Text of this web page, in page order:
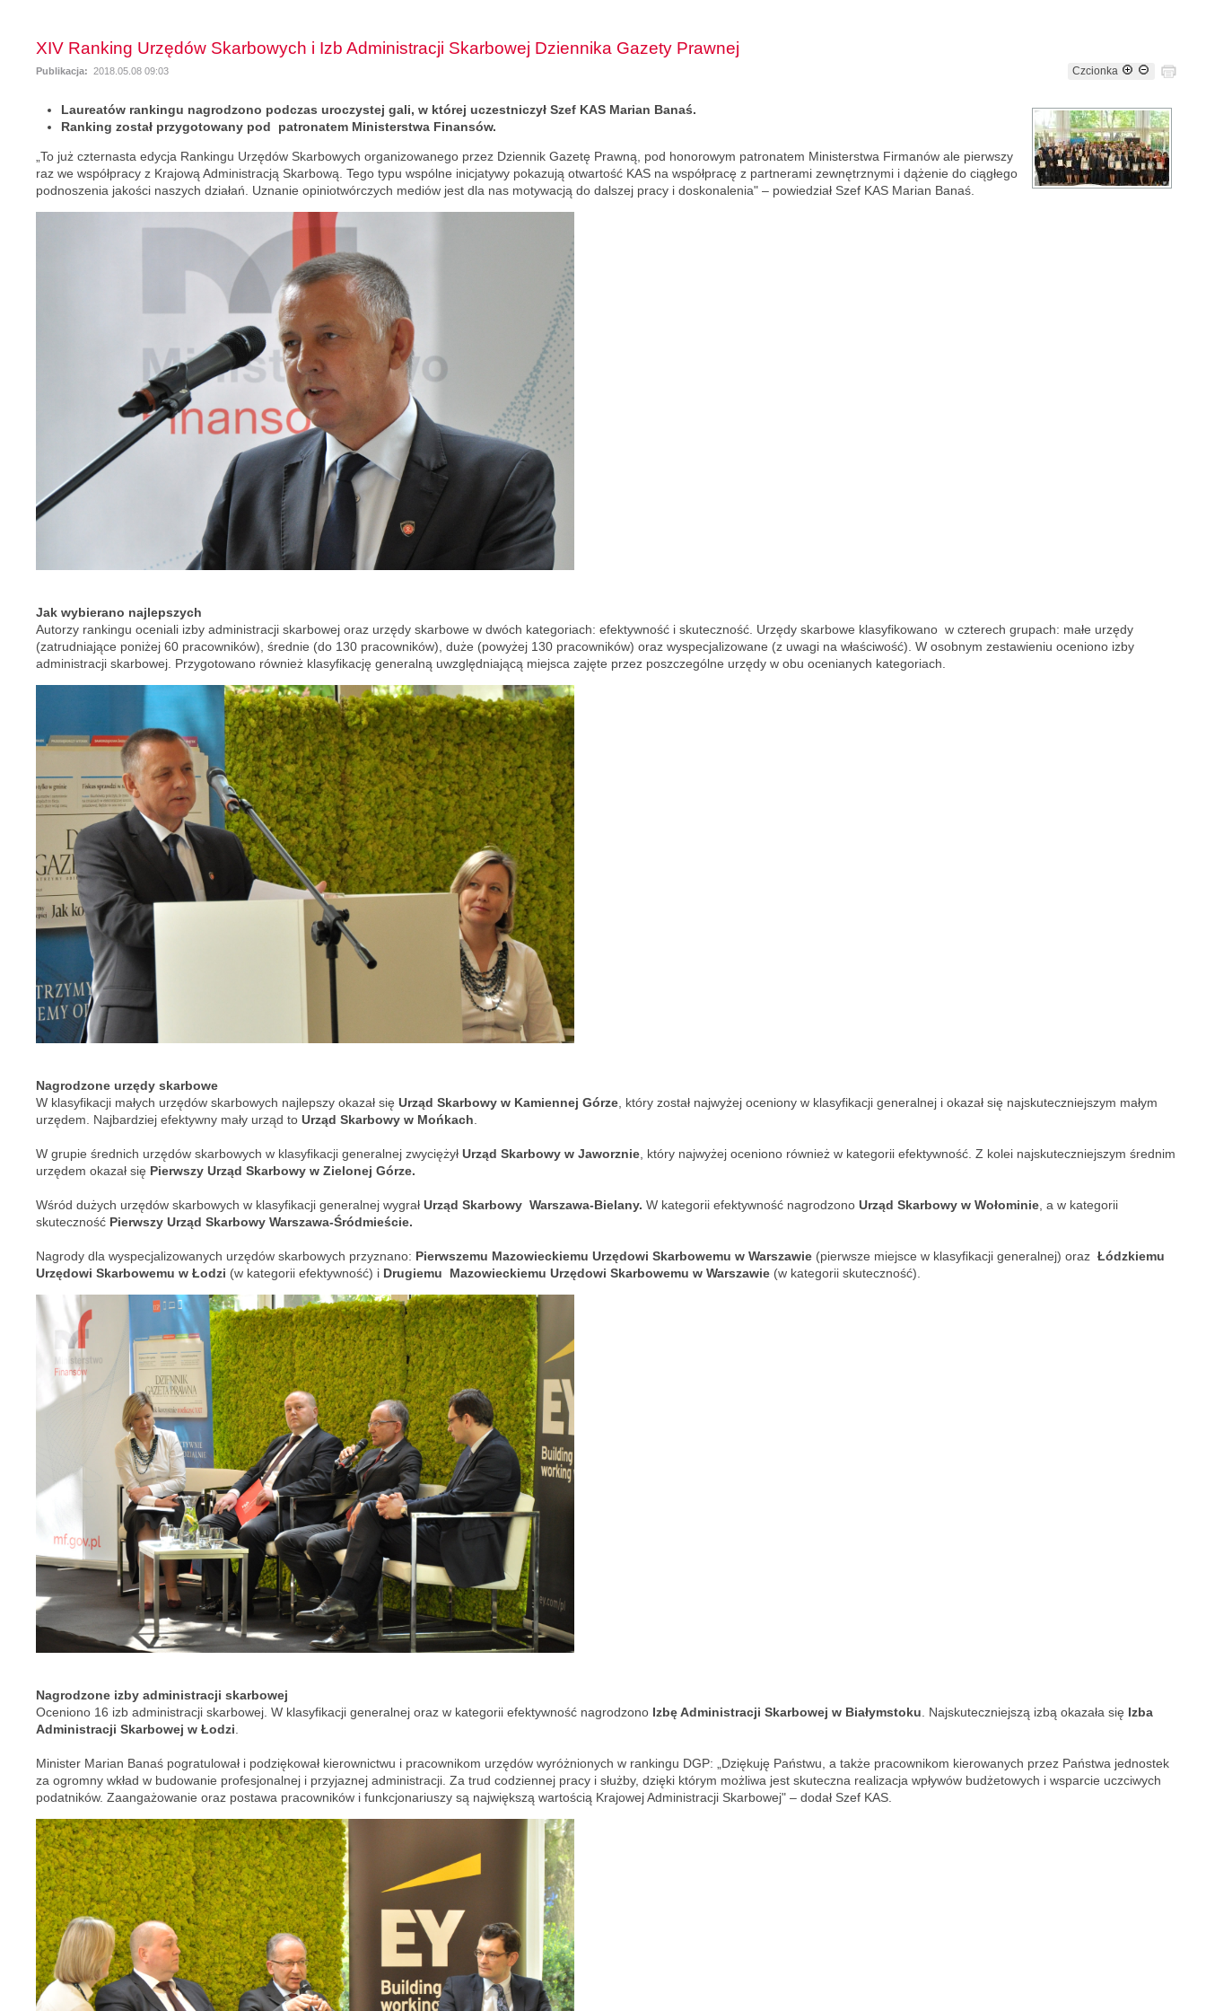
XIV Ranking Urzędów Skarbowych i Izb Administracji Skarbowej Dziennika Gazety Prawnej
Publikacja: 2018.05.08 09:03 Czcionka
Laureatów rankingu nagrodzono podczas uroczystej gali, w której uczestniczył Szef KAS Marian Banaś.
Ranking został przygotowany pod patronatem Ministerstwa Finansów.
„To już czternasta edycja Rankingu Urzędów Skarbowych organizowanego przez Dziennik Gazetę Prawną, pod honorowym patronatem Ministerstwa Firmanów ale pierwszy
raz we współpracy z Krajową Administracją Skarbową. Tego typu wspólne inicjatywy pokazują otwartość KAS na współpracę z partnerami zewnętrznymi i dążenie do ciągłego
podnoszenia jakości naszych działań. Uznanie opiniotwórczych mediów jest dla nas motywacją do dalszej pracy i doskonalenia" – powiedział Szef KAS Marian Banaś.
Jak wybierano najlepszych
Autorzy rankingu oceniali izby administracji skarbowej oraz urzędy skarbowe w dwóch kategoriach: efektywność i skuteczność. Urzędy skarbowe klasyfikowano w czterech grupach: małe urzędy
(zatrudniające poniżej 60 pracowników), średnie (do 130 pracowników), duże (powyżej 130 pracowników) oraz wyspecjalizowane (z uwagi na właściwość). W osobnym zestawieniu oceniono izby
administracji skarbowej. Przygotowano również klasyfikację generalną uwzględniającą miejsca zajęte przez poszczególne urzędy w obu ocenianych kategoriach.
Nagrodzone urzędy skarbowe
W klasyfikacji małych urzędów skarbowych najlepszy okazał się Urząd Skarbowy w Kamiennej Górze , który został najwyżej oceniony w klasyfikacji generalnej i okazał się najskuteczniejszym małym
urzędem. Najbardziej efektywny mały urząd to Urząd Skarbowy w Mońkach
W grupie średnich urzędów skarbowych w klasyfikacji generalnej zwyciężył Urząd Skarbowy w Jaworznie , który najwyżej oceniono również w kategorii efektywność. Z kolei najskuteczniejszym średnim
urzędem okazał się Pierwszy Urząd Skarbowy w Zielonej Górze.
Wśród dużych urzędów skarbowych w klasyfikacji generalnej wygrał Urząd Skarbowy Warszawa-Bielany. W kategorii efektywność nagrodzono Urząd Skarbowy w Wołominie , a w kategorii
skuteczność Pierwszy Urząd Skarbowy Warszawa-Śródmieście.
Nagrody dla wyspecjalizowanych urzędów skarbowych przyznano: Pierwszemu Mazowieckiemu Urzędowi Skarbowemu w Warszawie (pierwsze miejsce w klasyfikacji generalnej) oraz Łódzkiemu
Urzędowi Skarbowemu w Łodzi (w kategorii efektywność) i Drugiemu Mazowieckiemu Urzędowi Skarbowemu w Warszawie (w kategorii skuteczność).
Nagrodzone izby administracji skarbowej
Oceniono 16 izb administracji skarbowej. W klasyfikacji generalnej oraz w kategorii efektywność nagrodzono Izbę Administracji Skarbowej w Białymstoku . Najskuteczniejszą izbą okazała się Izba
Administracji Skarbowej w Łodzi
Minister Marian Banaś pogratulował i podziękował kierownictwu i pracownikom urzędów wyróżnionych w rankingu DGP: „Dziękuję Państwu, a także pracownikom kierowanych przez Państwa jednostek
za ogromny wkład w budowanie profesjonalnej i przyjaznej administracji. Za trud codziennej pracy i służby, dzięki którym możliwa jest skuteczna realizacja wpływów budżetowych i wsparcie uczciwych
podatników. Zaangażowanie oraz postawa pracowników i funkcjonariuszy są największą wartością Krajowej Administracji Skarbowej" – dodał Szef KAS.